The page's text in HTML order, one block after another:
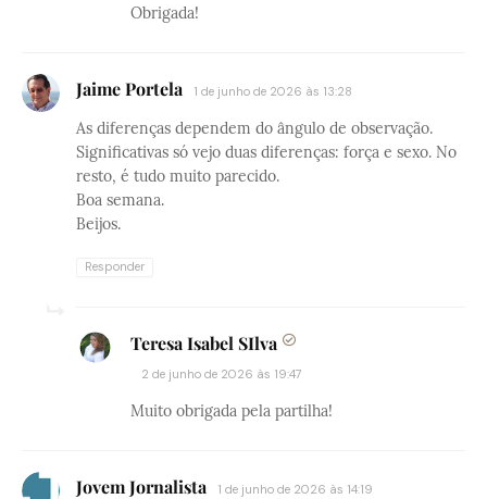
Obrigada!
Jaime Portela 1 de junho de 2026 às 13:28
As diferenças dependem do ângulo de observação.
Significativas só vejo duas diferenças: força e sexo. No
resto, é tudo muito parecido.
Boa semana.
Beijos.
Responder
Teresa Isabel SIlva
2 de junho de 2026 às 19:47
Muito obrigada pela partilha!
Jovem Jornalista 1 de junho de 2026 às 14:19